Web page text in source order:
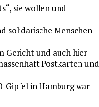
sie wollen und
solidarische Menschen
Gericht und auch hier
Postkarten und
Gipfel in Hamburg war